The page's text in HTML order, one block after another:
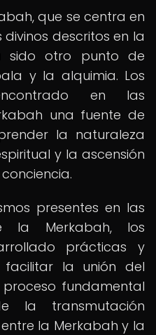
que se centra en
descritos en la
sido otro punto de
y la alquimia. Los
en las
una fuente de
la naturaleza
y la ascensión
presentes en las
la Merkabah, los
prácticas y
facilitar la unión del
fundamental
la transmutación
la Merkabah y la